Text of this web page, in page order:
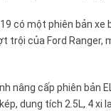
có một phiên bản xe
trội của Ford Ranger,
nâng cấp phiên bản
dung tích 2.5L, 4 xi